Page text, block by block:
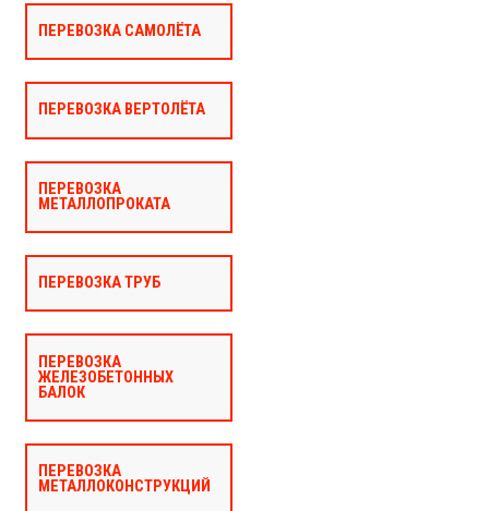
ПЕРЕВОЗКА САМОЛЁТА
ПЕРЕВОЗКА ВЕРТОЛЁТА
ПЕРЕВОЗКА
МЕТАЛЛОПРОКАТА
ПЕРЕВОЗКА ТРУБ
ПЕРЕВОЗКА
ЖЕЛЕЗОБЕТОННЫХ
БАЛОК
ПЕРЕВОЗКА
МЕТАЛЛОКОНСТРУКЦИЙ